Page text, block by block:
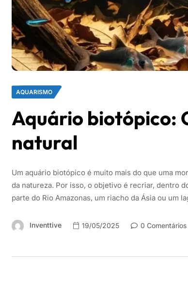
AQUARISMO
Aquário biotópico:
natural
Um aquário biotópico é muito mais do que uma
da natureza. Por isso, o objetivo é recriar, dentro
parte do Rio Amazonas, um riacho da Ásia ou um
Inventtive 19/05/2025 0 Comentários